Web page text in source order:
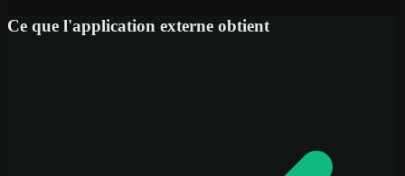
Ce que l'application externe obtient